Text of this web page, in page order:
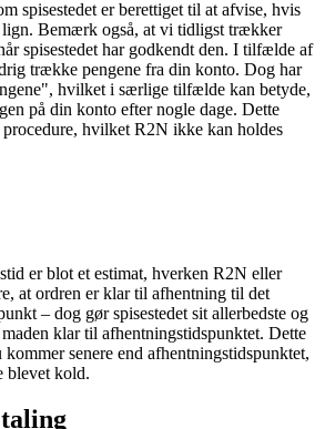
spisestedet er berettiget til at afvise, hvis
Bemærk også, at vi tidligst trækker
spisestedet har godkendt den. I tilfælde af
trække pengene fra din konto. Dog har
hvilket i særlige tilfælde kan betyde,
på din konto efter nogle dage. Dette
procedure, hvilket R2N ikke kan holdes
er blot et estimat, hverken R2N eller
at ordren er klar til afhentning til det
– dog gør spisestedet sit allerbedste og
klar til afhentningstidspunktet. Dette
senere end afhentningstidspunktet,
blevet kold.